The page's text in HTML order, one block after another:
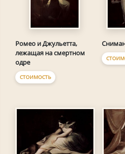
Ромео и Джульетта,
лежащая на смертном
одре
СТОИМОСТЬ